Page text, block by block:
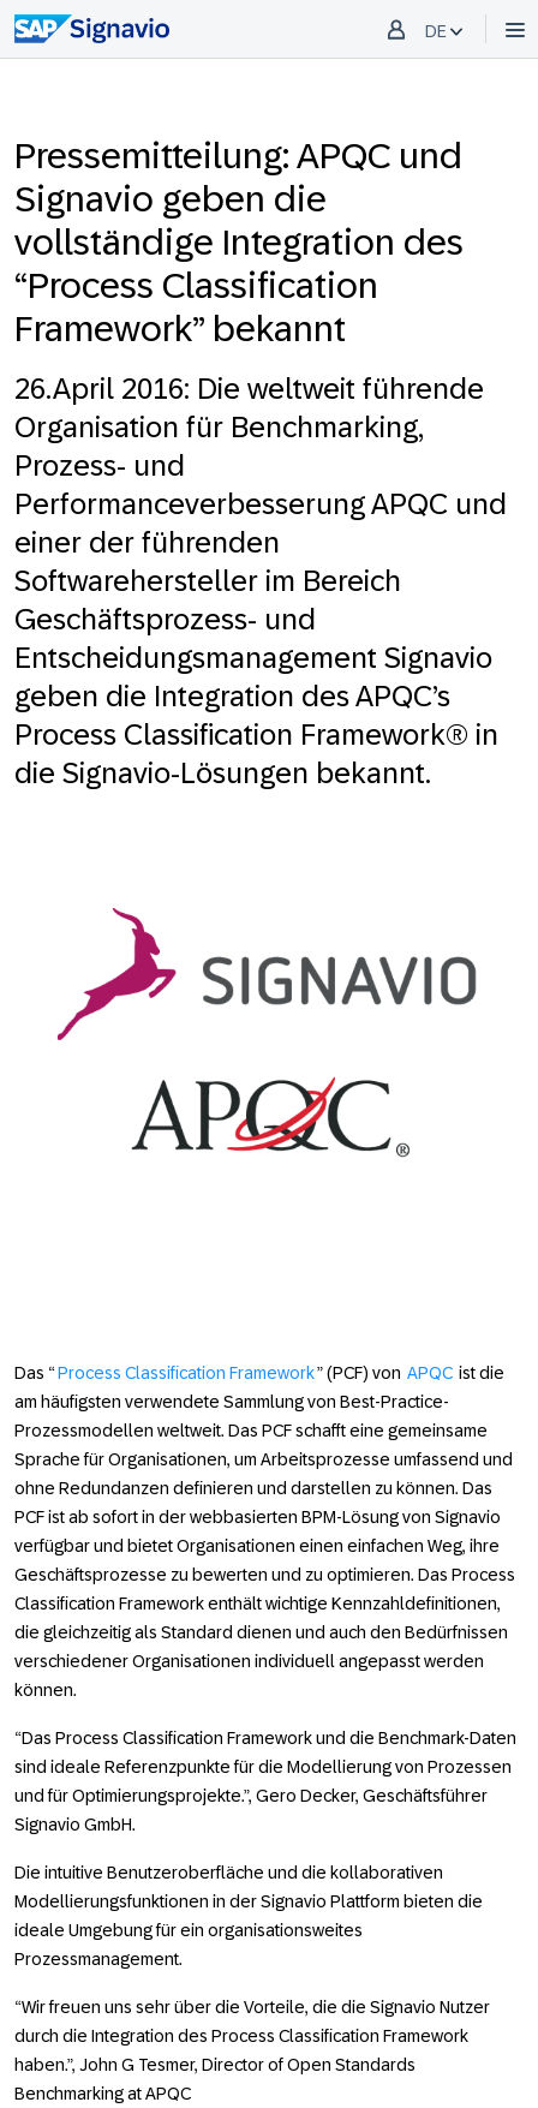
DE
Pressemitteilung: APQC und
Signavio geben die
vollständige Integration des
“Process Classification
Framework” bekannt
26.April 2016: Die weltweit führende
Organisation für Benchmarking,
Prozess- und
Performanceverbesserung APQC und
einer der führenden
Softwarehersteller im Bereich
Geschäftsprozess- und
Entscheidungsmanagement Signavio
geben die Integration des APQC’s
Process Classification Framework® in
die Signavio-Lösungen bekannt.
Das “Process Classification Framework” (PCF) von APQC ist die
am häufigsten verwendete Sammlung von Best-Practice-
Prozessmodellen weltweit. Das PCF schafft eine gemeinsame
Sprache für Organisationen, um Arbeitsprozesse umfassend und
ohne Redundanzen definieren und darstellen zu können. Das
PCF ist ab sofort in der webbasierten BPM-Lösung von Signavio
verfügbar und bietet Organisationen einen einfachen Weg, ihre
Geschäftsprozesse zu bewerten und zu optimieren. Das Process
Classification Framework enthält wichtige Kennzahldefinitionen,
die gleichzeitig als Standard dienen und auch den Bedürfnissen
verschiedener Organisationen individuell angepasst werden
können.
“Das Process Classification Framework und die Benchmark-Daten
sind ideale Referenzpunkte für die Modellierung von Prozessen
und für Optimierungsprojekte.”, Gero Decker, Geschäftsführer
Signavio GmbH.
Die intuitive Benutzeroberfläche und die kollaborativen
Modellierungsfunktionen in der Signavio Plattform bieten die
ideale Umgebung für ein organisationsweites
Prozessmanagement.
“Wir freuen uns sehr über die Vorteile, die die Signavio Nutzer
durch die Integration des Process Classification Framework
haben.”, John G Tesmer, Director of Open Standards
Benchmarking at APQC